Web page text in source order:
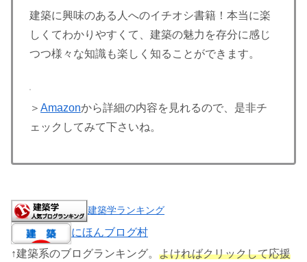
建築に興味のある人へのイチオシ書籍！本当に楽
しくてわかりやすくて、建築の魅力を存分に感じ
つつ様々な知識も楽しく知ることができます。
＞ Amazonから詳細の内容を見れるので、是非チ
ェックしてみて下さいね。
建築学ランキング
にほんブログ村
↑建築系のブログランキング。 よければクリックして応援